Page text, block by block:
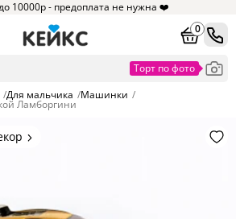
10000р - предоплата не нужна ❤️
0
/Для мальчика /Машинки /
Ламборгини